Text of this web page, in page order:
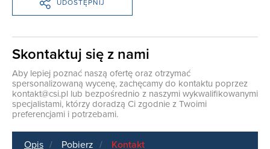
UDOSTĘPNIJ
Skontaktuj się z nami
Aby lepiej poznać naszą ofertę oraz otrzymać
spersonalizowaną wycenę, zachęcamy do kontaktu poprzez
kontakt@csi.pl lub bezpośrednio z naszymi wykwalifikowanymi
specjalistami, którzy doradzą Ci zgodnie z Twoimi
preferencjami i potrzebami.
Opis Pobierz Kontakt